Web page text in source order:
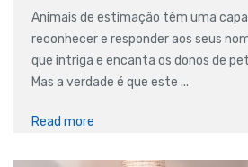
Animais de estimação têm uma
reconhecer e responder aos seus
que intriga e encanta os donos de
Mas a verdade é que este ...
Read more